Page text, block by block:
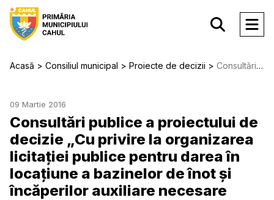
Acasă Consiliul municipal Proiecte de decizii Consultări publice a proiectului de decizie „Cu privire la organizarea licitaţiei publice pentru darea în locaţiune a bazinelor de înot şi încăperilor auxiliare necesare pentru desfăşurarea activităţii”
09 Martie 2016
Consultări publice a proiectului de
decizie „Cu privire la organizarea
licitaţiei publice pentru darea în
locaţiune a bazinelor de înot şi
încăperilor auxiliare necesare